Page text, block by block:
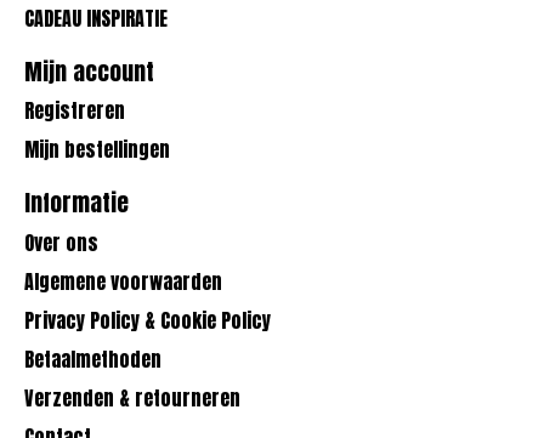
CADEAU INSPIRATIE
Mijn account
Registreren
Mijn bestellingen
Informatie
Over ons
Algemene voorwaarden
Privacy Policy & Cookie Policy
Betaalmethoden
Verzenden & retourneren